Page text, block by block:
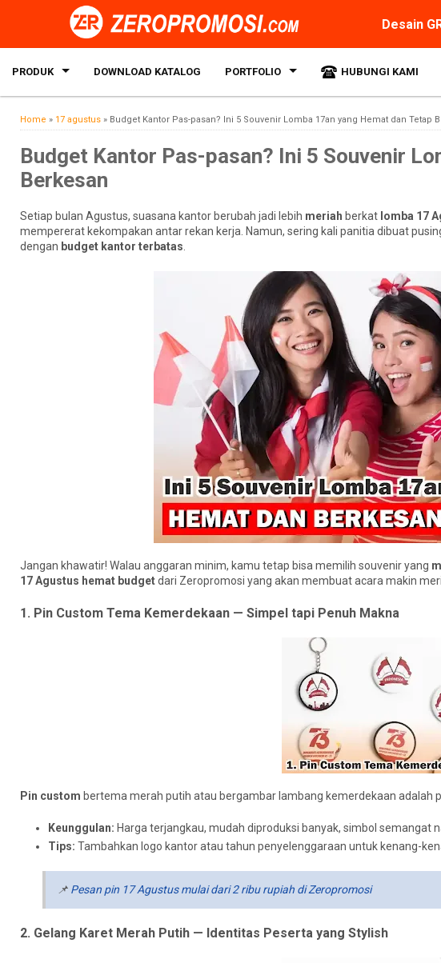
Desain
PRODUK DOWNLOAD KATALOG PORTFOLIO HUBUNGI KAMI
Home » 17 agustus » Budget Kantor Pas-pasan? Ini 5 Souvenir Lomba 17an yang Hemat dan Tetap
Budget Kantor Pas-pasan? Ini 5 Souvenir
Berkesan
Setiap bulan Agustus, suasana kantor berubah jadi lebih meriah berkat lomba 17
mempererat kekompakan antar rekan kerja. Namun, sering kali panitia dibuat
dengan budget kantor terbatas
Jangan khawatir! Walau anggaran minim, kamu tetap bisa memilih souvenir yang
17 Agustus hemat budgetdari Zeropromosi yang akan membuat acara makin
1. Pin Custom Tema Kemerdekaan — Simpel tapi Penuh Makna
Pin custom bertema merah putih atau bergambar lambang kemerdekaan adalah
Keunggulan: Harga terjangkau, mudah diproduksi banyak, simbol semangat
Tips: Tambahkan logo kantor atau tahun penyelenggaraan untuk kenang-
📌 Pesan pin 17 Agustus mulai dari 2 ribu rupiah di Zeropromosi
2. Gelang Karet Merah Putih — Identitas Peserta yang Stylish